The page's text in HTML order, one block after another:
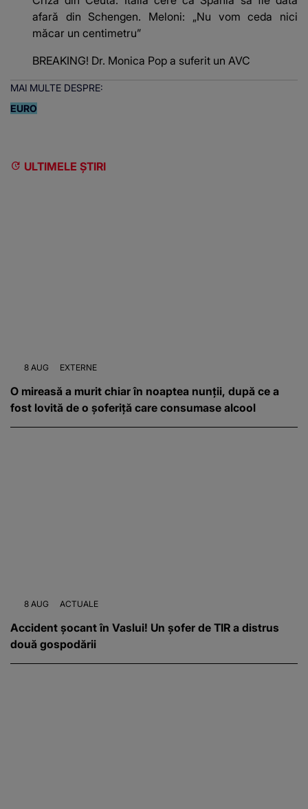
afară din Schengen. Meloni: „Nu vom ceda nici
măcar un centimetru”
BREAKING! Dr. Monica Pop a suferit un AVC
MAI MULTE DESPRE:
EURO
ULTIMELE ȘTIRI
8 AUG EXTERNE
O mireasă a murit chiar în noaptea nunții, după ce a
fost lovită de o șoferiță care consumase alcool
8 AUG ACTUALE
Accident șocant în Vaslui! Un șofer de TIR a distrus
două gospodării